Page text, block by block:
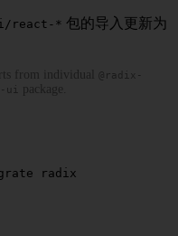
react-* 包的导入更新为
from individual
@radix-
ui package.
radix